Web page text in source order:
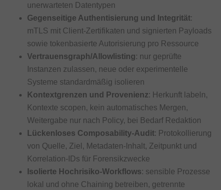
unerwarteten Datentypen
Gegenseitige Authentisierung und Integrität:
mTLS mit Client-Zertifikaten und signierten Payloads
sowie tokenbasierte Autorisierung pro Ressource
Vertrauensgraph/Allowlisting: nur geprüfte
Instanzen zulassen, neue oder experimentelle
Systeme standardmäßig isolieren
Kontextgrenzen und Provenienz: Herkunft labeln,
Kontexte scopen, kein automatisches Mergen,
Weitergabe nur nach Policy, bei Bedarf Redaktion
Lückenloses Composability-Audit: Protokollierung
von Quelle, Ziel, Metadaten-Inhalt, Zeitpunkt und
Korrelation-IDs für Forensikzwecke
Isolierte Hochrisiko-Workflows: sensible Prozesse
lokal und ohne Chaining betreiben, getrennte